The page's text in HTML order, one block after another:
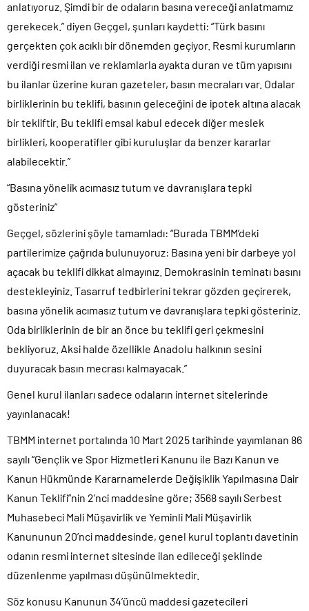
anlatıyoruz. Şimdi bir de odaların basına vereceği anlatmamız
gerekecek.” diyen Geçgel, şunları kaydetti: “Türk basını
gerçekten çok acıklı bir dönemden geçiyor. Resmi kurumların
verdiği resmi ilan ve reklamlarla ayakta duran ve tüm yapısını
bu ilanlar üzerine kuran gazeteler, basın mecraları var. Odalar
birliklerinin bu teklifi, basının geleceğini de ipotek altına alacak
bir tekliftir. Bu teklifi emsal kabul edecek diğer meslek
birlikleri, kooperatifler gibi kuruluşlar da benzer kararlar
alabilecektir.”
“Basına yönelik acımasız tutum ve davranışlara tepki
gösteriniz”
Geçgel, sözlerini şöyle tamamladı: “Burada TBMM’deki
partilerimize çağrıda bulunuyoruz: Basına yeni bir darbeye yol
açacak bu teklifi dikkat almayınız. Demokrasinin teminatı basını
destekleyiniz. Tasarruf tedbirlerini tekrar gözden geçirerek,
basına yönelik acımasız tutum ve davranışlara tepki gösteriniz.
Oda birliklerinin de bir an önce bu teklifi geri çekmesini
bekliyoruz. Aksi halde özellikle Anadolu halkının sesini
duyuracak basın mecrası kalmayacak.”
Genel kurul ilanları sadece odaların internet sitelerinde
yayınlanacak!
TBMM internet portalında 10 Mart 2025 tarihinde yayımlanan 86
sayılı “Gençlik ve Spor Hizmetleri Kanunu ile Bazı Kanun ve
Kanun Hükmünde Kararnamelerde Değişiklik Yapılmasına Dair
Kanun Teklifi”nin 2’nci maddesine göre; 3568 sayılı Serbest
Muhasebeci Mali Müşavirlik ve Yeminli Mali Müşavirlik
Kanununun 20’nci maddesinde, genel kurul toplantı davetinin
odanın resmi internet sitesinde ilan edileceği şeklinde
düzenlenme yapılması düşünülmektedir.
Söz konusu Kanunun 34’üncü maddesi gazetecileri